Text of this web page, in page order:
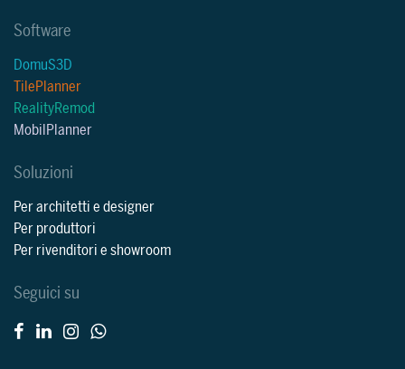
Software
DomuS3D
TilePlanner
RealityRemod
MobilPlanner
Soluzioni
Per architetti e designer
Per produttori
Per rivenditori e showroom
Seguici su